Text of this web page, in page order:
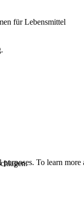
für Lebensmittel
To learn more